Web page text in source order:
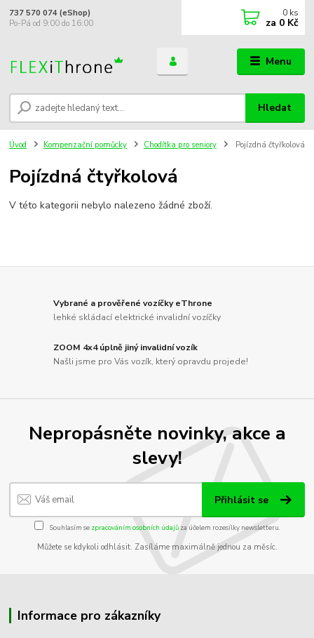
Menu
Hledat
737 570 074 (eShop)
Po-Pá od 9:00 do 16:00
0 ks
za 0 Kč
Úvod Kompenzační pomůcky Chodítka pro seniory Pojízdná čtyřkolová
Pojízdná čtyřkolová
V této kategorii nebylo nalezeno žádné zboží.
Vybrané a prověřené vozíčky eThrone
lehké skládací elektrické invalidní vozíčky
ZOOM 4x4 úplně jiný invalidní vozík
Našli jsme pro Vás vozík, který opravdu projede!
Nepropásněte novinky, akce a
slevy!
Přihlásit se
Souhlasím se zpracováním osobních údajůza účelem rozesílky newsletteru.
Můžete se kdykoli odhlásit. Zasíláme maximálně jednou za měsíc.
Informace pro zákazníky